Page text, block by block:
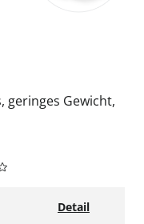
geringes Gewicht,
Detail